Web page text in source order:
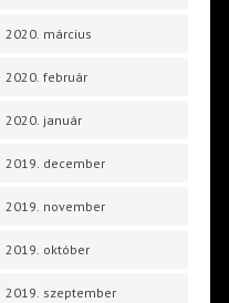
2020. március
2020. február
2020. január
2019. december
2019. november
2019. október
2019. szeptember